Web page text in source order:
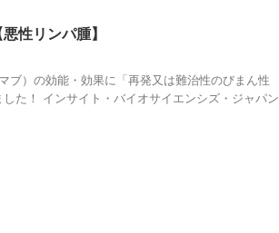
性リンパ腫】
）の効能・効果に「再発又は難治性のびまん性
た！ インサイト・バイオサイエンシズ・ジャパン